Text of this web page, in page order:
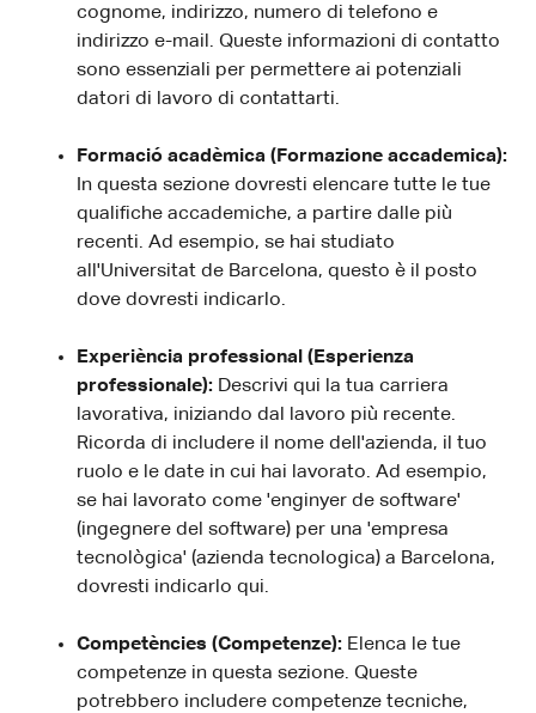
cognome, indirizzo, numero di telefono e
indirizzo e-mail. Queste informazioni di contatto
sono essenziali per permettere ai potenziali
datori di lavoro di contattarti.
Formació acadèmica (Formazione accademica):
In questa sezione dovresti elencare tutte le tue
qualifiche accademiche, a partire dalle più
recenti. Ad esempio, se hai studiato
all'Universitat de Barcelona, questo è il posto
dove dovresti indicarlo.
Experiència professional (Esperienza
professionale): Descrivi qui la tua carriera
lavorativa, iniziando dal lavoro più recente.
Ricorda di includere il nome dell'azienda, il tuo
ruolo e le date in cui hai lavorato. Ad esempio,
se hai lavorato come 'enginyer de software'
(ingegnere del software) per una 'empresa
tecnològica' (azienda tecnologica) a Barcelona,
dovresti indicarlo qui.
Competències (Competenze): Elenca le tue
competenze in questa sezione. Queste
potrebbero includere competenze tecniche,